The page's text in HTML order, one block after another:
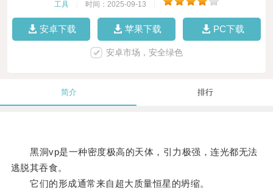
工具 时间：2025-09-13
安卓下载 苹果下载 PC下载
安卓市场，安全绿色
简介 排行
黑洞vp是一种密度极高的天体，引力极强，连光都无法
逃脱其吞食。
它们的形成通常来自超大质量恒星的坍缩。